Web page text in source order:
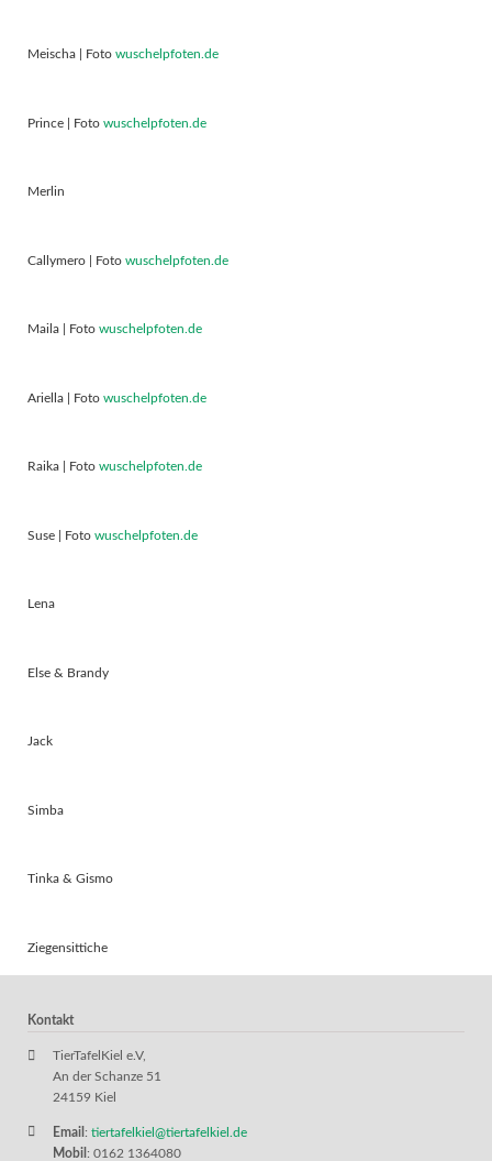
Meischa | Foto wuschelpfoten.de
Prince | Foto wuschelpfoten.de
Merlin
Callymero | Foto wuschelpfoten.de
Maila | Foto wuschelpfoten.de
Ariella | Foto wuschelpfoten.de
Raika | Foto wuschelpfoten.de
Suse | Foto wuschelpfoten.de
Lena
Else & Brandy
Jack
Simba
Tinka & Gismo
Ziegensittiche
Kontakt
TierTafelKiel e.V,
An der Schanze 51
24159 Kiel
Email : tiertafelkiel@tiertafelkiel.de
Mobil : 0162 1364080